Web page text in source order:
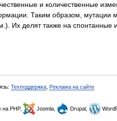
и количественные
Таким образом, мутации
Их делят также на
Техподдержка Реклама на сайте
на PHP, Joomla, Drupal,